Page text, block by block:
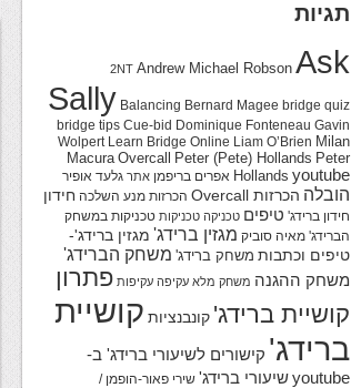
תגיות
2NT Andrew Michael Robson Ask
Sally Balancing Bernard Magee bridge quiz
bridge tips Cue-bid Dominique Fonteneau Gavin
Wolpert Learn Bridge Online Liam O’Brien Milan
Macura Overcall Peter (Pete) Hollands Peter
Hollands youtube אפרים בריפמן אתר גלעד אופיר
הובלה הכרזות Overcall הכרזות מנע השלכה חידון
חידון ברידג' טיפים טכניקה טכניקות טכניקות במשחק
הברידג' מאיה סוביק מגזין ברידג' מגזין ברידג'-
טיפים וכתבות משחק ברידג' משחק הברידג'
משחק ההגנה משחק מלא עקיפה עקיפות פתרון
קושיית ברידג' קונבנציות קושיית
ברידג' קישורים לשיעורי ברידג' ב-
youtubeשיעורי ברידג' שירי פאור-הופמן /